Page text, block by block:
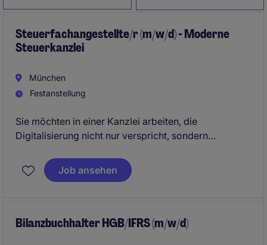
Steuerfachangestellte/r (m/w/d) - Moderne
Steuerkanzlei
München
Festanstellung
Sie möchten in einer Kanzlei arbeiten, die
Digitalisierung nicht nur verspricht, sondern
abwechslungsreiche Mandate, moderne
Arbeitsprozesse und ein wertschätzendes Team?
Job ansehen
Bilanzbuchhalter HGB/IFRS (m/w/d)